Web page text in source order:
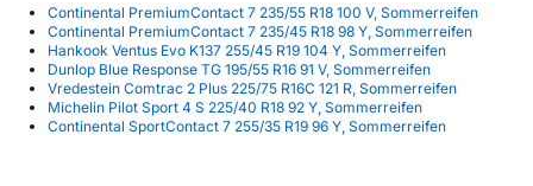
Continental PremiumContact 7 235/55 R18 100 V, Sommerreifen
Continental PremiumContact 7 235/45 R18 98 Y, Sommerreifen
Hankook Ventus Evo K137 255/45 R19 104 Y, Sommerreifen
Dunlop Blue Response TG 195/55 R16 91 V, Sommerreifen
Vredestein Comtrac 2 Plus 225/75 R16C 121 R, Sommerreifen
Michelin Pilot Sport 4 S 225/40 R18 92 Y, Sommerreifen
Continental SportContact 7 255/35 R19 96 Y, Sommerreifen